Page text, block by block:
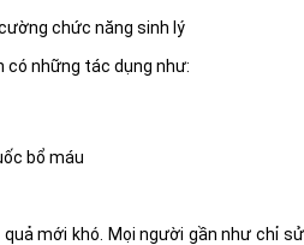
chức năng sinh lý
có những tác dụng như:
bổ máu
mới khó. Mọi người gần như chỉ